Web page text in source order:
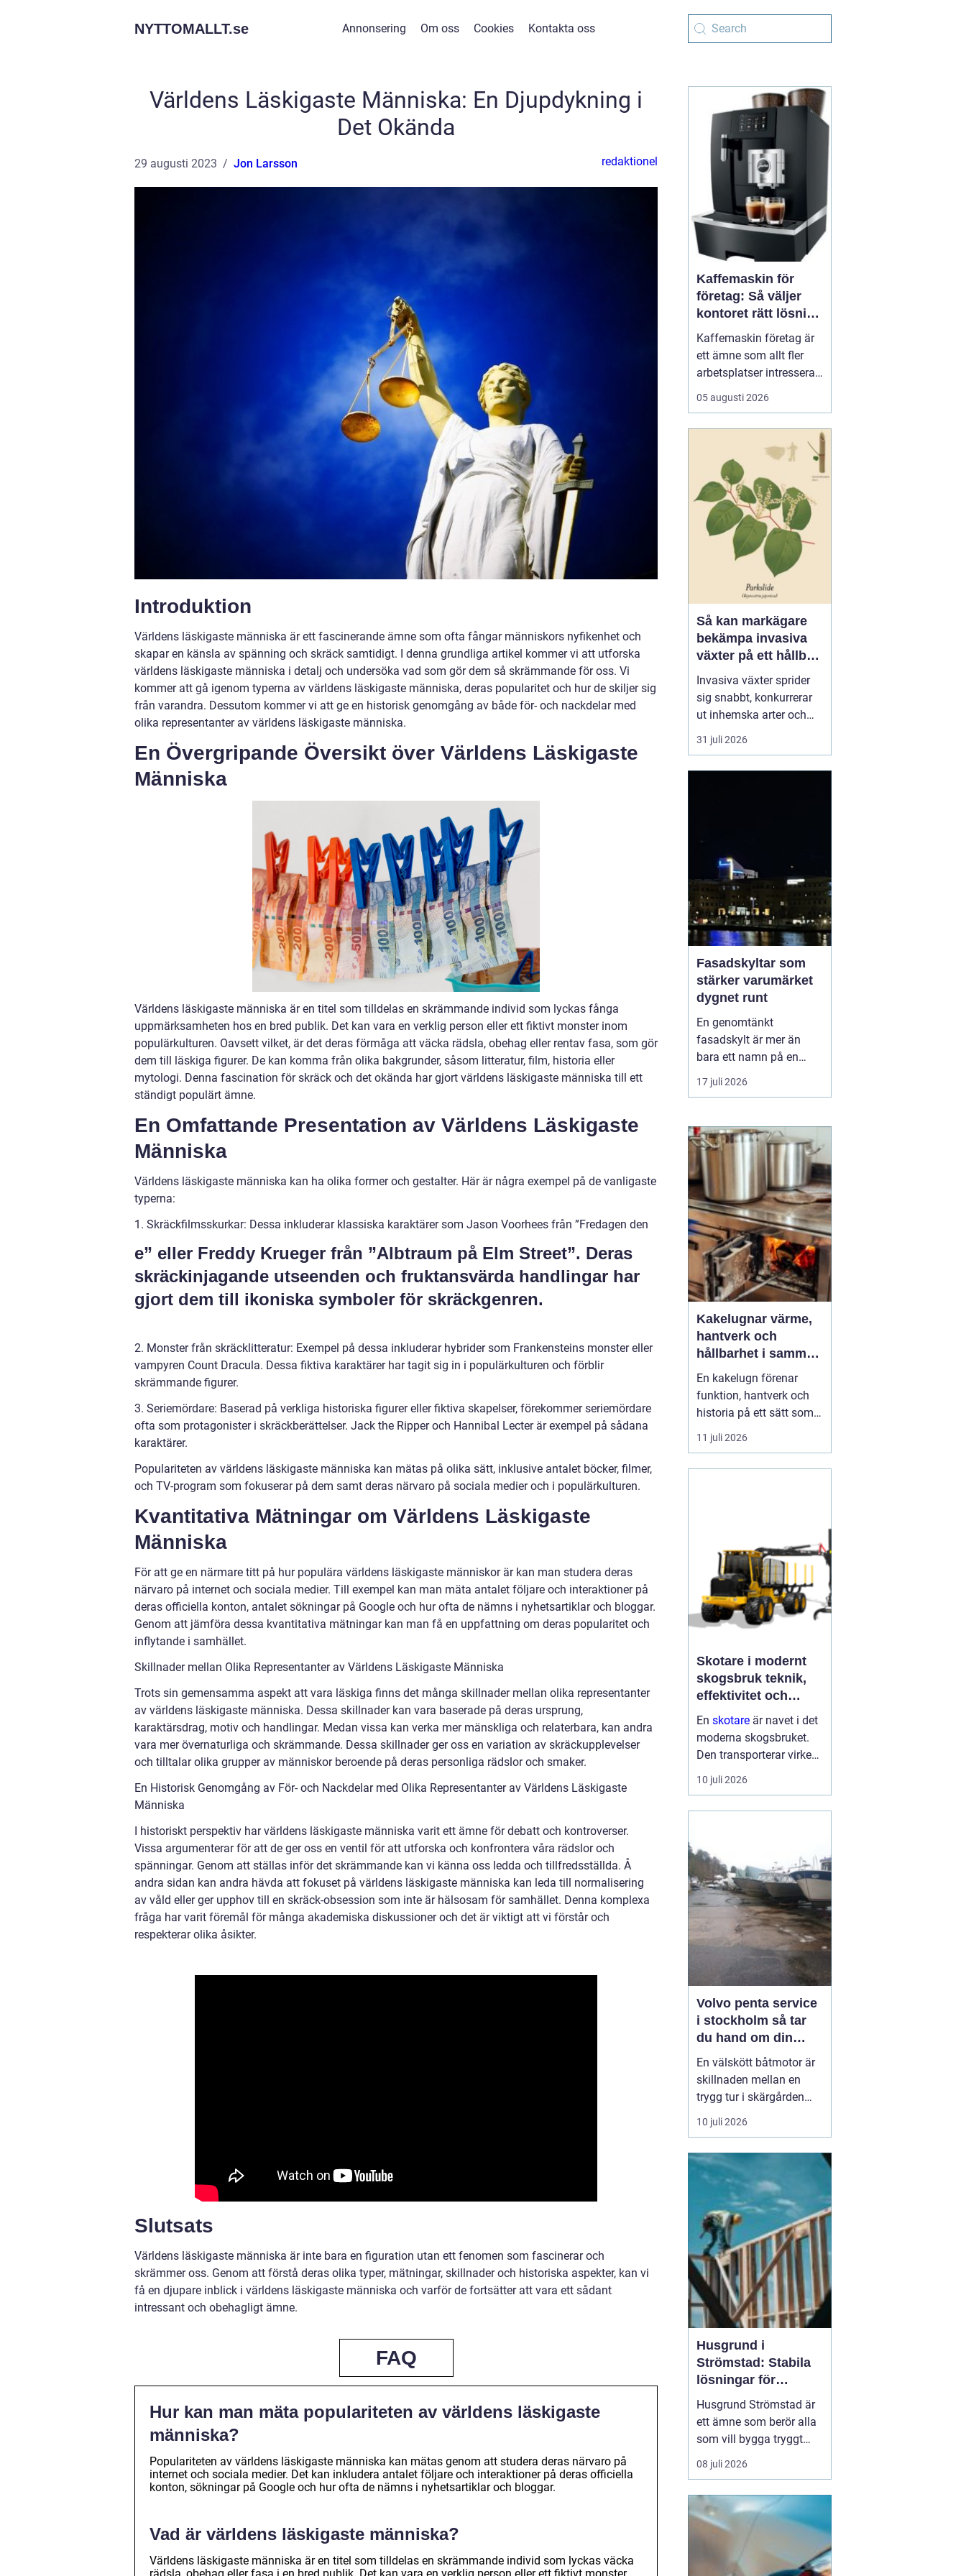
NYTTOMALLT.se Annonsering Om oss Cookies Kontakta oss
Världens Läskigaste Människa: En Djupdykning i
Det Okända
29 augusti 2023 Jon Larsson redaktionel
Introduktion
Världens läskigaste människa är ett fascinerande ämne som ofta fångar människors nyfikenhet och
skapar en känsla av spänning och skräck samtidigt. I denna grundliga artikel kommer vi att utforska
världens läskigaste människa i detalj och undersöka vad som gör dem så skrämmande för oss. Vi
kommer att gå igenom typerna av världens läskigaste människa, deras popularitet och hur de skiljer sig
från varandra. Dessutom kommer vi att ge en historisk genomgång av både för- och nackdelar med
olika representanter av världens läskigaste människa.
En Övergripande Översikt över Världens Läskigaste
Människa
Världens läskigaste människa är en titel som tilldelas en skrämmande individ som lyckas fånga
uppmärksamheten hos en bred publik. Det kan vara en verklig person eller ett fiktivt monster inom
populärkulturen. Oavsett vilket, är det deras förmåga att väcka rädsla, obehag eller rentav fasa, som gör
dem till läskiga figurer. De kan komma från olika bakgrunder, såsom litteratur, film, historia eller
mytologi. Denna fascination för skräck och det okända har gjort världens läskigaste människa till ett
ständigt populärt ämne.
En Omfattande Presentation av Världens Läskigaste
Människa
Världens läskigaste människa kan ha olika former och gestalter. Här är några exempel på de vanligaste
typerna:
1. Skräckfilmsskurkar: Dessa inkluderar klassiska karaktärer som Jason Voorhees från ”Fredagen den
e” eller Freddy Krueger från ”Albtraum på Elm Street”. Deras
skräckinjagande utseenden och fruktansvärda handlingar har
gjort dem till ikoniska symboler för skräckgenren.
2. Monster från skräcklitteratur: Exempel på dessa inkluderar hybrider som Frankensteins monster eller
vampyren Count Dracula. Dessa fiktiva karaktärer har tagit sig in i populärkulturen och förblir
skrämmande figurer.
3. Seriemördare: Baserad på verkliga historiska figurer eller fiktiva skapelser, förekommer seriemördare
ofta som protagonister i skräckberättelser. Jack the Ripper och Hannibal Lecter är exempel på sådana
karaktärer.
Populariteten av världens läskigaste människa kan mätas på olika sätt, inklusive antalet böcker, filmer,
och TV-program som fokuserar på dem samt deras närvaro på sociala medier och i populärkulturen.
Kvantitativa Mätningar om Världens Läskigaste
Människa
För att ge en närmare titt på hur populära världens läskigaste människor är kan man studera deras
närvaro på internet och sociala medier. Till exempel kan man mäta antalet följare och interaktioner på
deras officiella konton, antalet sökningar på Google och hur ofta de nämns i nyhetsartiklar och bloggar.
Genom att jämföra dessa kvantitativa mätningar kan man få en uppfattning om deras popularitet och
inflytande i samhället.
Skillnader mellan Olika Representanter av Världens Läskigaste Människa
Trots sin gemensamma aspekt att vara läskiga finns det många skillnader mellan olika representanter
av världens läskigaste människa. Dessa skillnader kan vara baserade på deras ursprung,
karaktärsdrag, motiv och handlingar. Medan vissa kan verka mer mänskliga och relaterbara, kan andra
vara mer övernaturliga och skrämmande. Dessa skillnader ger oss en variation av skräckupplevelser
och tilltalar olika grupper av människor beroende på deras personliga rädslor och smaker.
En Historisk Genomgång av För- och Nackdelar med Olika Representanter av Världens Läskigaste
Människa
I historiskt perspektiv har världens läskigaste människa varit ett ämne för debatt och kontroverser.
Vissa argumenterar för att de ger oss en ventil för att utforska och konfrontera våra rädslor och
spänningar. Genom att ställas inför det skrämmande kan vi känna oss ledda och tillfredsställda. Å
andra sidan kan andra hävda att fokuset på världens läskigaste människa kan leda till normalisering
av våld eller ger upphov till en skräck-obsession som inte är hälsosam för samhället. Denna komplexa
fråga har varit föremål för många akademiska diskussioner och det är viktigt att vi förstår och
respekterar olika åsikter.
Slutsats
Världens läskigaste människa är inte bara en figuration utan ett fenomen som fascinerar och
skrämmer oss. Genom att förstå deras olika typer, mätningar, skillnader och historiska aspekter, kan vi
få en djupare inblick i världens läskigaste människa och varför de fortsätter att vara ett sådant
intressant och obehagligt ämne.
FAQ
Hur kan man mäta populariteten av världens läskigaste
människa?
Populariteten av världens läskigaste människa kan mätas genom att studera deras närvaro på
internet och sociala medier. Det kan inkludera antalet följare och interaktioner på deras officiella
konton, sökningar på Google och hur ofta de nämns i nyhetsartiklar och bloggar.
Vad är världens läskigaste människa?
Världens läskigaste människa är en titel som tilldelas en skrämmande individ som lyckas väcka
Kaffemaskin för
företag: Så väljer
kontoret rätt lösning
för kaffe på jobbet
Kaffemaskin företag är
ett ämne som allt fler
arbetsplatser intresserar
sig för när de vill höja
trivsel och effektivitet på
arbetsdagen, och många
medarbetare up...
05 augusti 2026
Så kan markägare
bekämpa invasiva
växter på ett hållbart
sätt
Invasiva växter sprider
sig snabbt, konkurrerar
ut inhemska arter och
kan på sikt förändra hela
ekosystem. De orsakar
man ska agera, utan
hu...
31 juli 2026
Fasadskyltar som
stärker varumärket
dygnet runt
En genomtänkt
fasadskylt är mer än
bara ett namn på en
vägg. Den fungerar som
företagets ansikte utåt,
signalerar kvalitet innan
någon ens har klivit
innanför dörren. F&o...
17 juli 2026
Kakelugnar värme,
hantverk och
hållbarhet i samma
eldstad
En kakelugn förenar
funktion, hantverk och
historia på ett sätt som
få andra
inredningsdetaljer gör.
energikostnader. I en tid
där många söker...
11 juli 2026
Skotare i modernt
skogsbruk teknik,
effektivitet och
hållbarhet
En skotare är navet i det
moderna skogsbruket.
Den transporterar virke
från avverkningsplatsen
till bilväg eller
förhållanden. Rä...
10 juli 2026
Volvo penta service
i stockholm så tar
du hand om din
båtmotor på rätt sätt
En välskött båtmotor är
skillnaden mellan en
trygg tur i skärgården
och en sommar fylld av
ofrivilliga stopp. Många
Stockholmsområdet
använder Volvo Penta,
just eftersom motorerna
är driftsäkra och
anpassade för nordiska
förhållanden. Men ...
10 juli 2026
Husgrund i
Strömstad: Stabila
lösningar för
boende vid kusten
Husgrund Strömstad är
ett ämne som berör alla
som vill bygga tryggt
och långsiktigt nära
havet. Närheten till
och bergig terräng ställer
höga krav på både p...
08 juli 2026